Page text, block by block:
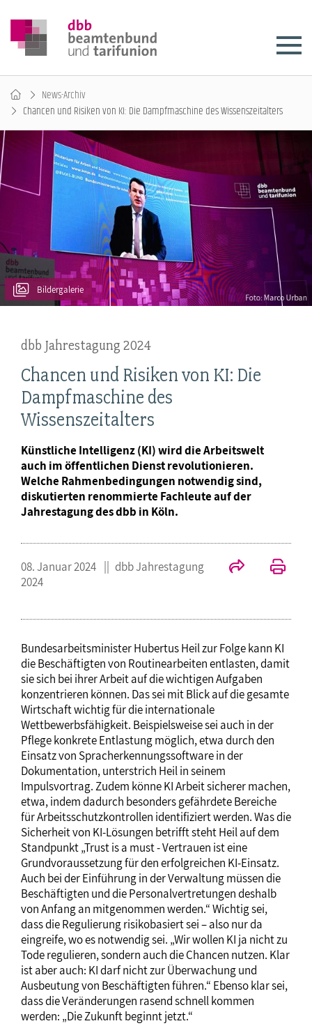
News-Archiv
Chancen und Risiken von KI: Die Dampfmaschine des Wissenszeitalters
Bildergalerie
dbb Jahrestagung 2024
Chancen und Risiken von KI: Die
Dampfmaschine des
Wissenszeitalters
Künstliche Intelligenz (KI) wird die Arbeitswelt
auch im öffentlichen Dienst revolutionieren.
Welche Rahmenbedingungen notwendig sind,
diskutierten renommierte Fachleute auf der
Jahrestagung des dbb in Köln.
08. Januar 2024
dbb Jahrestagung
2024
Bundesarbeitsminister Hubertus Heil zur Folge kann KI
die Beschäftigten von Routinearbeiten entlasten, damit
sie sich bei ihrer Arbeit auf die wichtigen Aufgaben
konzentrieren können. Das sei mit Blick auf die gesamte
Wirtschaft wichtig für die internationale
Wettbewerbsfähigkeit. Beispielsweise sei auch in der
Pflege konkrete Entlastung möglich, etwa durch den
Einsatz von Spracherkennungssoftware in der
Dokumentation, unterstrich Heil in seinem
Impulsvortrag. Zudem könne KI Arbeit sicherer machen,
etwa, indem dadurch besonders gefährdete Bereiche
für Arbeitsschutzkontrollen identifiziert werden. Was die
Sicherheit von KI-Lösungen betrifft steht Heil auf dem
Standpunkt „Trust is a must - Vertrauen ist eine
Grundvoraussetzung für den erfolgreichen KI-Einsatz.
Auch bei der Einführung in der Verwaltung müssen die
Beschäftigten und die Personalvertretungen deshalb
von Anfang an mitgenommen werden.“ Wichtig sei,
dass die Regulierung risikobasiert sei – also nur da
eingreife, wo es notwendig sei. „Wir wollen KI ja nicht zu
Tode regulieren, sondern auch die Chancen nutzen. Klar
ist aber auch: KI darf nicht zur Überwachung und
Ausbeutung von Beschäftigten führen.“ Ebenso klar sei,
dass die Veränderungen rasend schnell kommen
werden: „Die Zukunft beginnt jetzt.“